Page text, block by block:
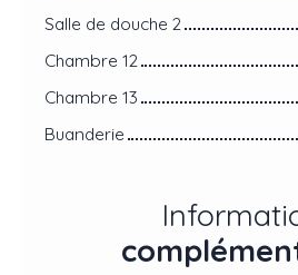
Salle de douche 2
Chambre 12
Chambre 13
Buanderie